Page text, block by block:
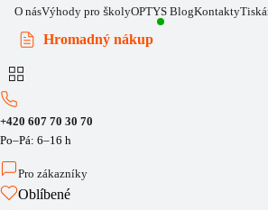
O násVýhody pro školyOPTYS BlogKontakty
Hromadný nákup
+420 607 70 30 70
Po–Pá: 6–16 h
Pro zákazníky
Oblíbené